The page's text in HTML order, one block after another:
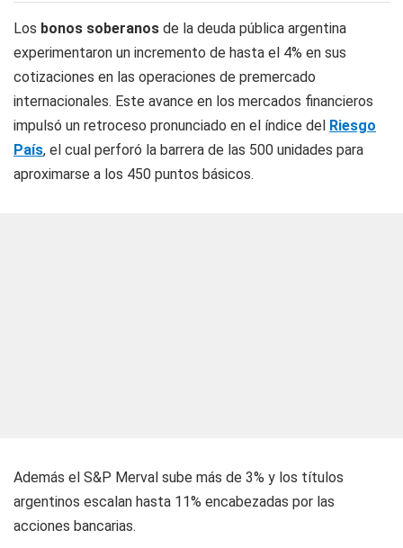
Los bonos soberanos de la deuda pública argentina
experimentaron un incremento de hasta el 4% en sus
cotizaciones en las operaciones de premercado
internacionales. Este avance en los mercados financieros
impulsó un retroceso pronunciado en el índice del Riesgo
País, el cual perforó la barrera de las 500 unidades para
aproximarse a los 450 puntos básicos.
Además el S&P Merval sube más de 3% y los títulos
argentinos escalan hasta 11% encabezadas por las
acciones bancarias.